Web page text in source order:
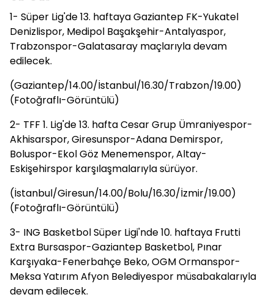
1- Süper Lig'de 13. haftaya Gaziantep FK-Yukatel
Denizlispor, Medipol Başakşehir-Antalyaspor,
Trabzonspor-Galatasaray maçlarıyla devam
edilecek.
(Gaziantep/14.00/İstanbul/16.30/Trabzon/19.00)
(Fotoğraflı-Görüntülü)
2- TFF 1. Lig'de 13. hafta Cesar Grup Ümraniyespor-
Akhisarspor, Giresunspor-Adana Demirspor,
Boluspor-Ekol Göz Menemenspor, Altay-
Eskişehirspor karşılaşmalarıyla sürüyor.
(İstanbul/Giresun/14.00/Bolu/16.30/İzmir/19.00)
(Fotoğraflı-Görüntülü)
3- ING Basketbol Süper Ligi'nde 10. haftaya Frutti
Extra Bursaspor-Gaziantep Basketbol, Pınar
Karşıyaka-Fenerbahçe Beko, OGM Ormanspor-
Meksa Yatırım Afyon Belediyespor müsabakalarıyla
devam edilecek.